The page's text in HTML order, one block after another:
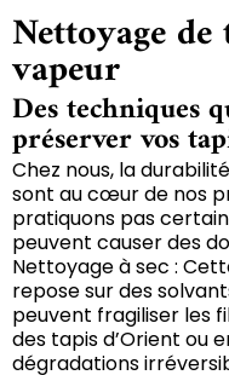
Nettoyage
vapeur
Des techniques
préserver vos
Chez nous, la
sont au cœur de nos
pratiquons pas
peuvent causer des
Nettoyage à sec :
repose sur des
peuvent fragiliser les
des tapis d’Orient ou
dégradations